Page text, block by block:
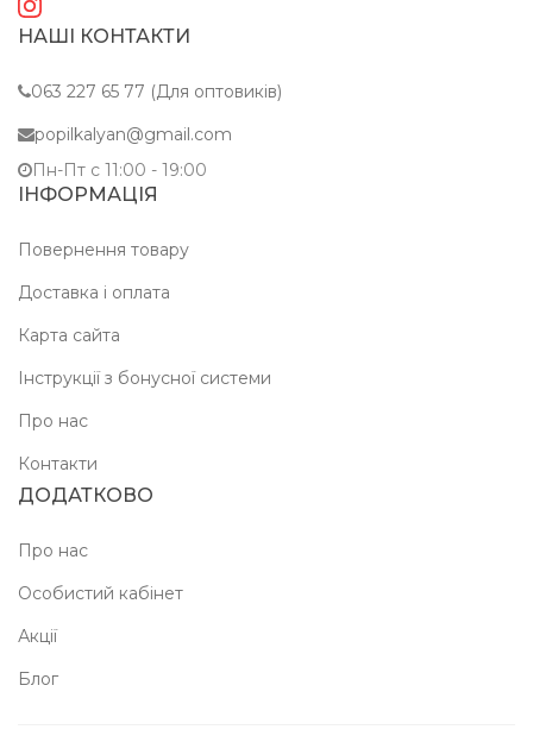
НАШІ КОНТАКТИ
063 227 65 77 (Для оптовиків)
popilkalyan@gmail.com
Пн-Пт c 11:00 - 19:00
ІНФОРМАЦІЯ
Повернення товару
Доставка і оплата
Карта сайта
Інструкції з бонусної системи
Про нас
Контакти
ДОДАТКОВО
Про нас
Особистий кабінет
Акції
Блог